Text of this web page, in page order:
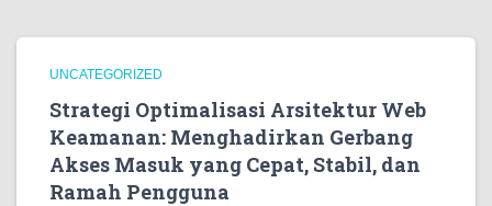
UNCATEGORIZED
Strategi Optimalisasi Arsitektur Web
Keamanan: Menghadirkan Gerbang
Akses Masuk yang Cepat, Stabil, dan
Ramah Pengguna